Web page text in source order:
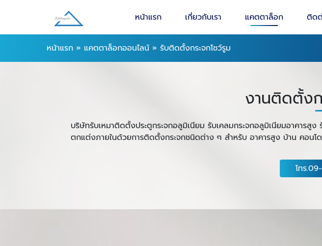
หน้าแรก เกี่ยวกับเรา แคตตาล็อก ติด
หน้าแรก » แคตตาล็อกออนไลน์ » รับติดตั้งกระจกโชว์รูม
งานติดตั้ง
บริษัทรับเหมาติดตั้งประตูกระจกอลูมิเนียม รับเคลมกระจกอลูมิเนียมอาคารสู
ตกแต่งภายในด้วยการติดตั้งกระจกชนิดต่าง ๆ สำหรับ อาคารสูง บ้าน คอนโ
โทร